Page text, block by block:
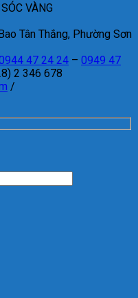
VÀNG
Tân Thắng, Phường Sơn
47 24 24 – 0949 47
2 346 678
/